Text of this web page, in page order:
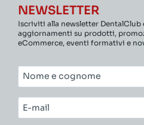
NEWSLETTER
Iscriviti alla newsletter
aggiornamenti su prodotti,
eCommerce, eventi formativi e
Nome
e
cognome*
E-
mail*